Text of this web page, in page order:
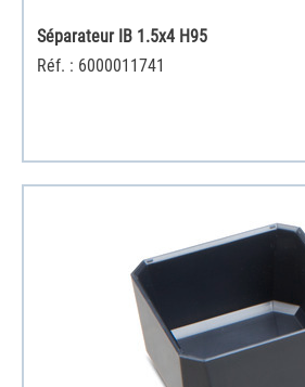
Séparateur IB 1.5x4 H95
Réf. : 6000011741